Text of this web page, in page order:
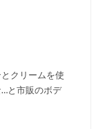
の低刺
クリームを使
と市販のボデ